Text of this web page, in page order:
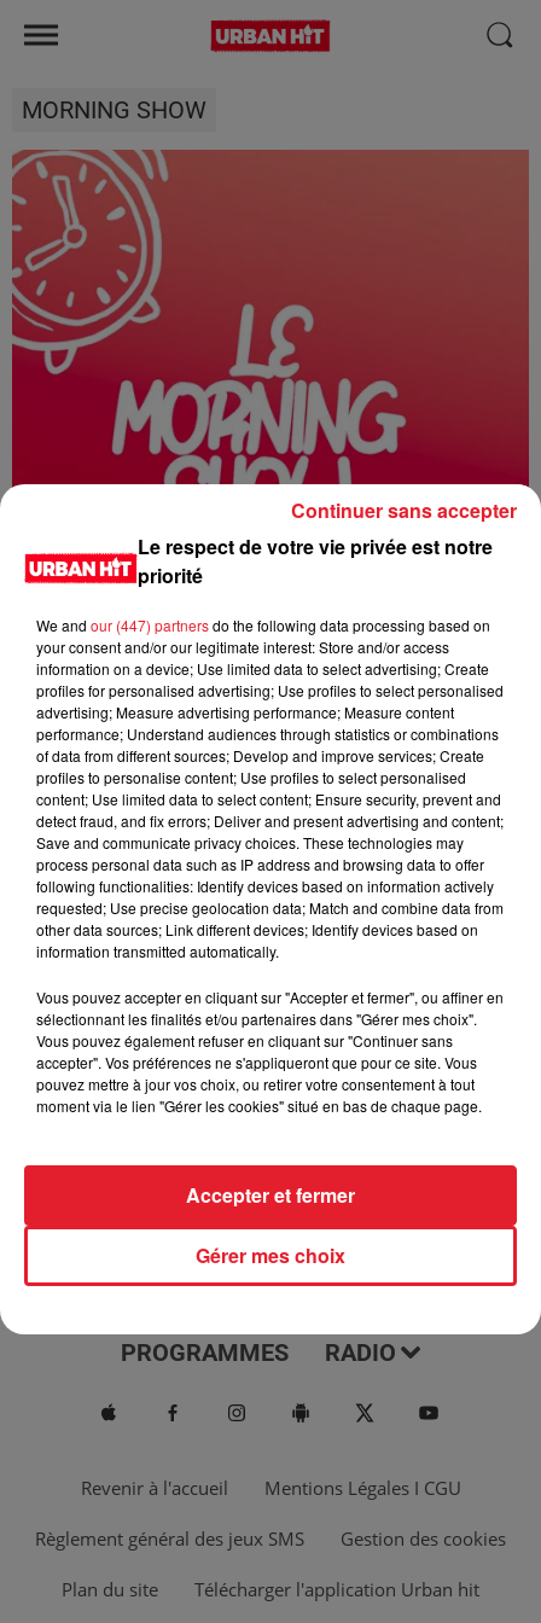
MORNING SHOW
0:00 2 min 22 sec
17 juin 2026 - 2 min 22 sec
MORNING SHOW 08H43 du 17.06.2026
Le Morning Show
ACTUS MUSIQUES
PROGRAMMES RADIO
Revenir à l'accueil Mentions Légales I CGU
Règlement général des jeux SMS Gestion des cookies
Plan du site Télécharger l'application Urban hit
Le respect de votre vie privée est notre
priorité
We and our (447) partnersdo the following data processing based on
your consent and/or our legitimate interest: Store and/or access
information on a device; Use limited data to select advertising; Create
profiles for personalised advertising; Use profiles to select personalised
advertising; Measure advertising performance; Measure content
performance; Understand audiences through statistics or combinations
of data from different sources; Develop and improve services; Create
profiles to personalise content; Use profiles to select personalised
content; Use limited data to select content; Ensure security, prevent and
detect fraud, and fix errors; Deliver and present advertising and content;
Save and communicate privacy choices. These technologies may
process personal data such as IP address and browsing data to offer
following functionalities: Identify devices based on information actively
requested; Use precise geolocation data; Match and combine data from
other data sources; Link different devices; Identify devices based on
information transmitted automatically.
Vous pouvez accepter en cliquant sur "Accepter et fermer", ou affiner en
sélectionnant les finalités et/ou partenaires dans "Gérer mes choix".
Vous pouvez également refuser en cliquant sur "Continuer sans
accepter". Vos préférences ne s'appliqueront que pour ce site. Vous
pouvez mettre à jour vos choix, ou retirer votre consentement à tout
moment via le lien "Gérer les cookies" situé en bas de chaque page.
Gérer mes choix
Accepter et fermer
Continuer sans accepter